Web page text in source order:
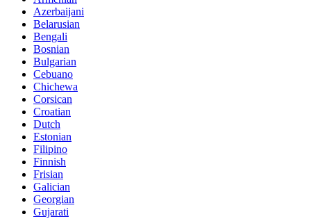
Azerbaijani
Belarusian
Bengali
Bosnian
Bulgarian
Cebuano
Chichewa
Corsican
Croatian
Dutch
Estonian
Filipino
Finnish
Frisian
Galician
Georgian
Gujarati